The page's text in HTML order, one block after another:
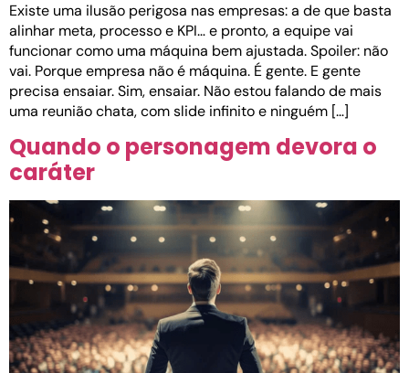
Existe uma ilusão perigosa nas empresas: a de que basta
alinhar meta, processo e KPI… e pronto, a equipe vai
funcionar como uma máquina bem ajustada. Spoiler: não
vai. Porque empresa não é máquina. É gente. E gente
precisa ensaiar. Sim, ensaiar. Não estou falando de mais
uma reunião chata, com slide infinito e ninguém […]
Quando o personagem devora o
caráter